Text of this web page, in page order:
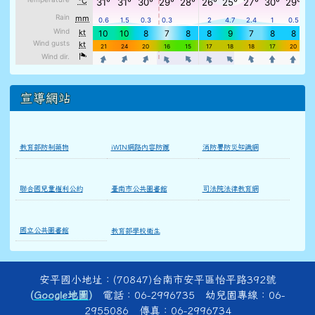
宣導網站
教育部防制藥物 iWIN網路內容防護 消防署防災知識網
聯合國兒童權利公約 臺南市公共圖書館 司法院法律教育網
國立公共圖書館 教育部學校衛生
頁尾區域內容
安平國小地址：(70847)台南市安平區怡平路392號
(Google地圖 )
電話：06-2996735 幼兒園專線：06-
2955086 傳真：06-2996734